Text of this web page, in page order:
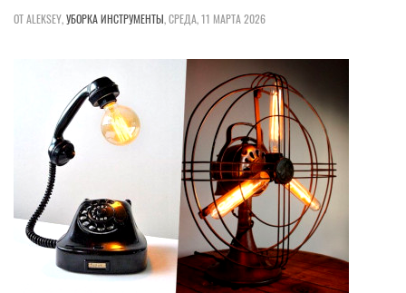
ОТ ALEKSEY,УБОРКАИНСТРУМЕНТЫ,СРЕДА, 11 МАРТА 2026